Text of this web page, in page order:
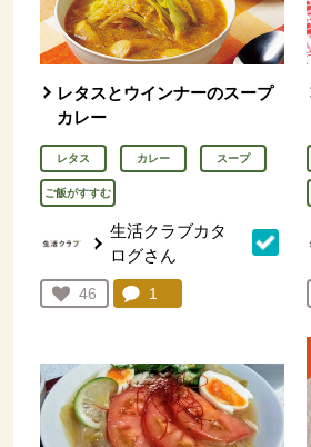
レタスとウインナーのスープ
カレー
レタス カレー スープ
ご飯がすすむ
生活クラブカタ
ログさん
お気に入り登録：
46
人が登録
コメント：
1